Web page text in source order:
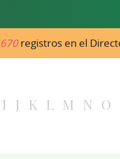
registros en el
I J K L M N O